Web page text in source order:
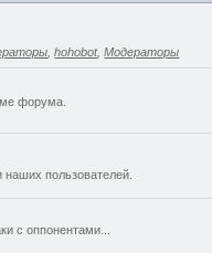
,hohobot,Модераторы
форума.
пользователей.
с оппонентами...